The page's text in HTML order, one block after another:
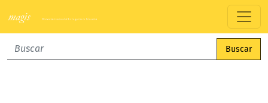
Del hecho al dicho hay un poético trecho. Prolegómenos
Buscar